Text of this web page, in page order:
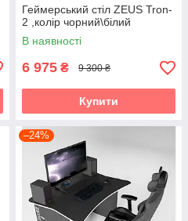
Геймерський стіл ZEUS Tron-
2 ,колір чорний\білий
В наявності
6 975 ₴ 9 300 ₴
Купити
–24%